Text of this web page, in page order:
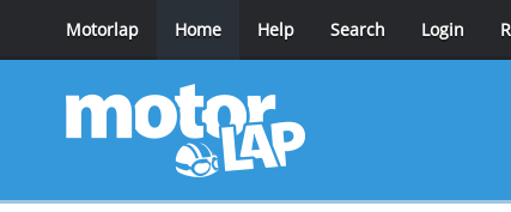
Motorlap Home Help Search Login